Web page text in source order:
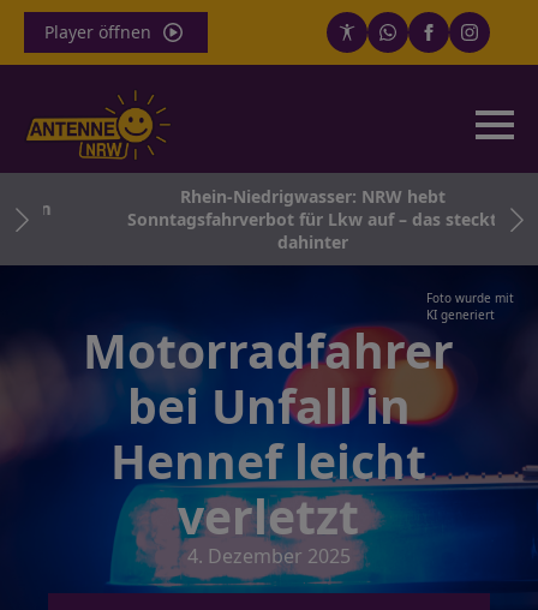
Player öffnen
in
Rhein-Niedrigwasser: NRW hebt
Sonntagsfahrverbot für Lkw auf – das steckt
dahinter
Foto wurde mit
KI generiert
Motorradfahrer
bei Unfall in
Hennef leicht
verletzt
4. Dezember 2025